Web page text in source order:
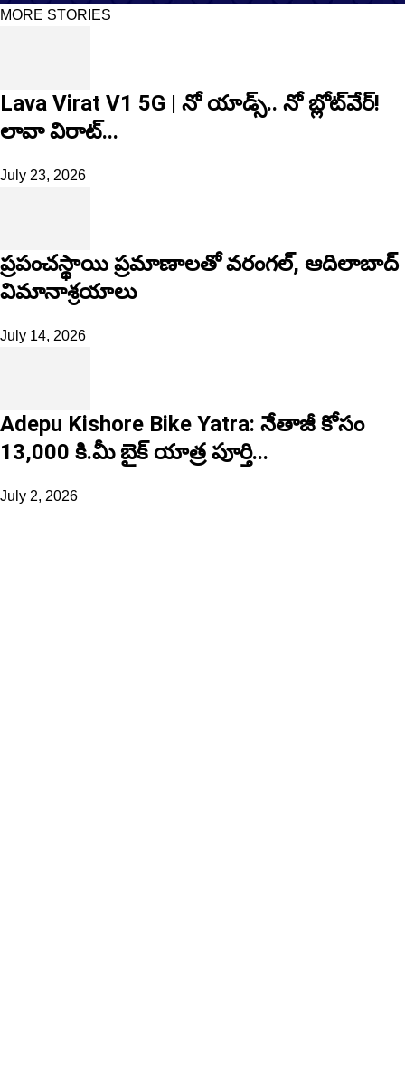
MORE STORIES
Lava Virat V1 5G | నో యాడ్స్.. నో బ్లోట్‌వేర్!
లావా విరాట్...
July 23, 2026
ప్రపంచస్థాయి ప్రమాణాలతో వరంగల్, ఆదిలాబాద్
విమానాశ్రయాలు
July 14, 2026
Adepu Kishore Bike Yatra: నేతాజీ కోసం
13,000 కి.మీ బైక్ యాత్ర పూర్తి...
July 2, 2026